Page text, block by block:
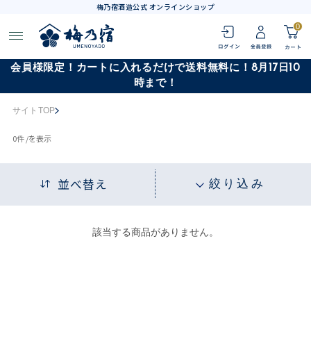
梅乃宿酒造公式 オンラインショップ
0
会員様限定！カートに入れるだけで送料無料に！8月17日10
時まで！
サイトTOP
0件 /を表示
並べ替え 絞り込み
該当する商品がありません。